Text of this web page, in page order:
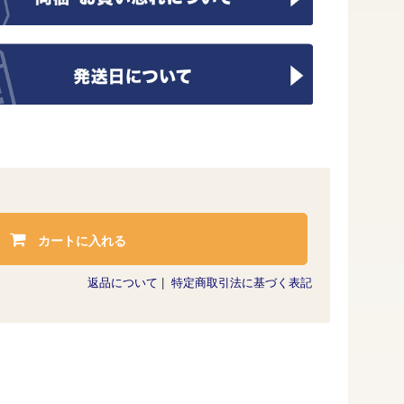
カートに入れる
返品について 特定商取引法に基づく表記